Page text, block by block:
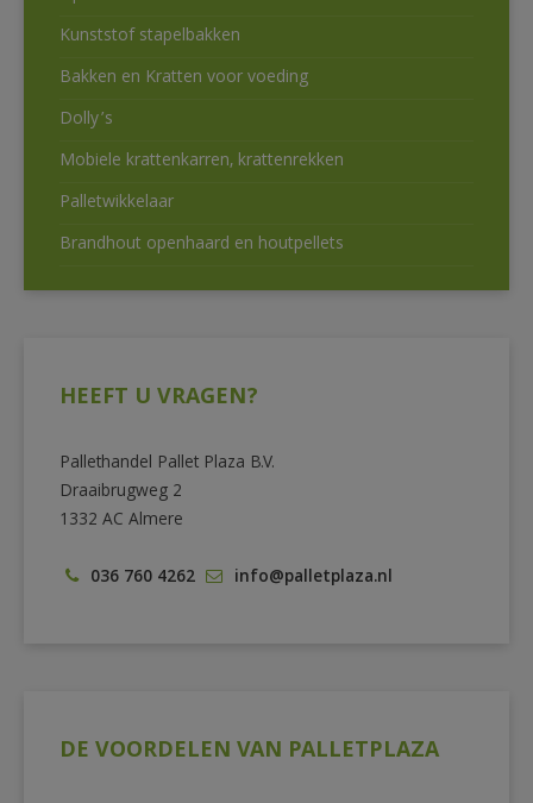
Kunststof stapelbakken
Bakken en Kratten voor voeding
Dolly’s
Mobiele krattenkarren, krattenrekken
Palletwikkelaar
Brandhout openhaard en houtpellets
HEEFT U VRAGEN?
Pallethandel Pallet Plaza B.V.
Draaibrugweg 2
1332 AC Almere
036 760 4262 info@palletplaza.nl
DE VOORDELEN VAN PALLETPLAZA